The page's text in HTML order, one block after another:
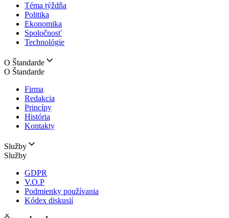
Téma týždňa
Politika
Ekonomika
Spoločnosť
Technológie
O Štandarde
O Štandarde
Firma
Redakcia
Princípy
História
Kontakty
Služby
Služby
GDPR
V.O.P
Podmienky používania
Kódex diskusií